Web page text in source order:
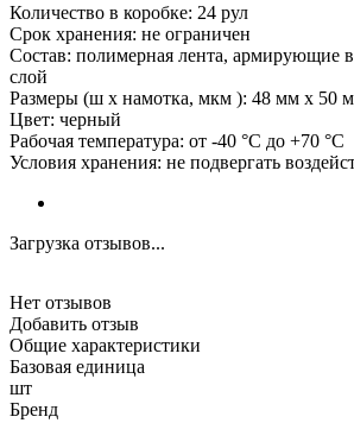
Количество в коробке: 24 рул
Срок хранения: не ограничен
Состав: полимерная лента, армирующие
слой
Размеры (ш х намотка, мкм ): 48 мм х 50
Цвет: черный
Рабочая температура: от -40 °С до +70 °С
Условия хранения: не подвергать
Загрузка отзывов...
Нет отзывов
Добавить отзыв
Общие характеристики
Базовая единица
шт
Бренд